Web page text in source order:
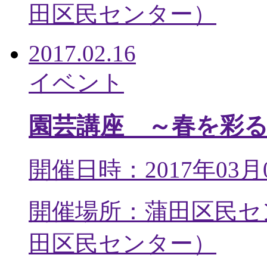
田区民センター ）
2017.02.16
イベント
園芸講座 ～春を彩
開催日時：2017年03
開催場所：蒲田区民
田区民センター ）